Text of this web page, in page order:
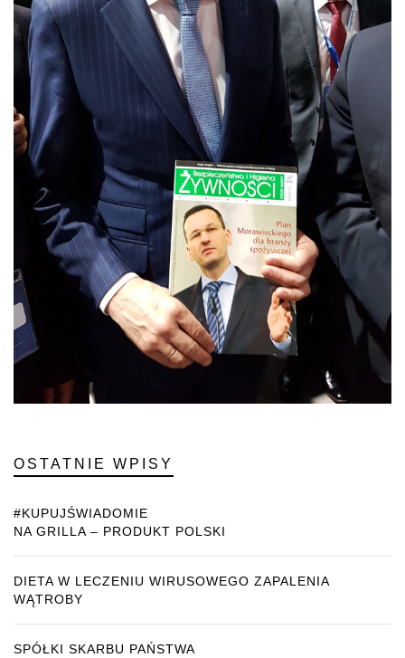
OSTATNIE WPISY
#KUPUJŚWIADOMIE
NA GRILLA – PRODUKT POLSKI
DIETA W LECZENIU WIRUSOWEGO ZAPALENIA
WĄTROBY
SPÓŁKI SKARBU PAŃSTWA